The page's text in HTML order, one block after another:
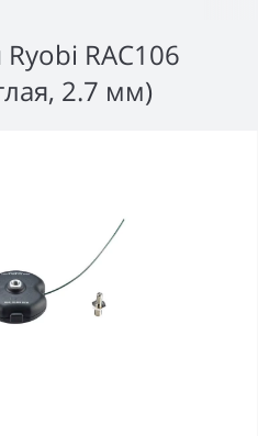
RAC106
2.7 мм)